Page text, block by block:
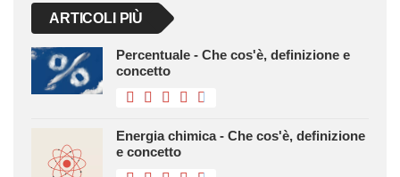
ARTICOLI PIÙ
Percentuale - Che cos'è, definizione e
concetto
Energia chimica - Che cos'è, definizione
e concetto